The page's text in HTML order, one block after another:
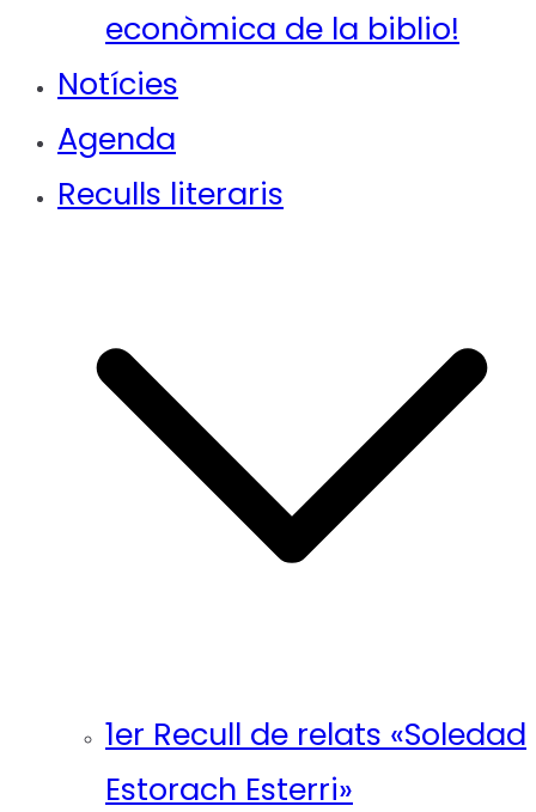
econòmica de la biblio!
Notícies
Agenda
Reculls literaris
1er Recull de relats «Soledad
Estorach Esterri»